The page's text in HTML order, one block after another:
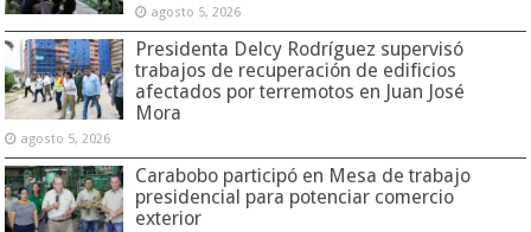
agosto 5, 2026
Presidenta Delcy Rodríguez supervisó
trabajos de recuperación de edificios
afectados por terremotos en Juan José
Mora
agosto 5, 2026
Carabobo participó en Mesa de trabajo
presidencial para potenciar comercio
exterior